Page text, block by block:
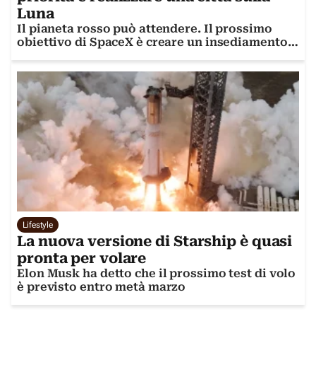
Luna
Il pianeta rosso può attendere. Il prossimo
obiettivo di SpaceX è creare un insediamento
Lifestyle
La nuova versione di Starship è quasi
pronta per volare
Elon Musk ha detto che il prossimo test di volo
è previsto entro metà marzo